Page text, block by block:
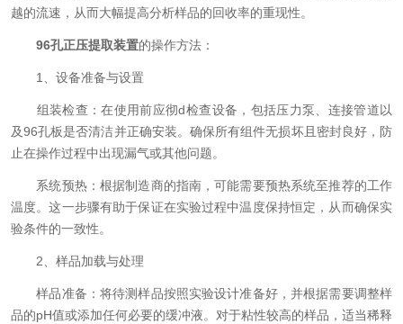
越的流速，从而大幅提高分析样品的回收率的重现性。
96孔正压提取装置的操作方法：
1、设备准备与设置
组装检查：在使用前应彻d检查设备，包括压力泵、连接管道以
及96孔板是否清洁并正确安装。确保所有组件无损坏且密封良好，防
止在操作过程中出现漏气或其他问题。
系统预热：根据制造商的指南，可能需要预热系统至推荐的工作
温度。这一步骤有助于保证在实验过程中温度保持恒定，从而确保实
验条件的一致性。
2、样品加载与处理
样品准备：将待测样品按照实验设计准备好，并根据需要调整样
品的pH值或添加任何必要的缓冲液。对于粘性较高的样品，适当稀释